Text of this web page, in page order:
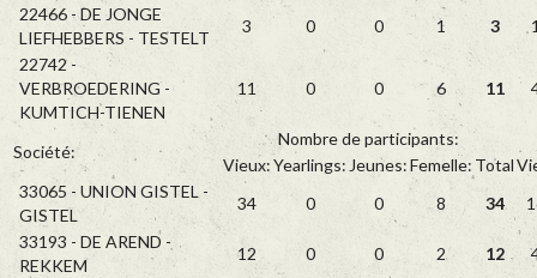
22466 - DE JONGE
LIEFHEBBERS - TESTELT
3 0 0 1 3
22742 -
VERBROEDERING -
KUMTICH-TIENEN
11 0 0 6 11
Société:
Nombre de participants:
Vieux:Yearlings: Jeunes:Femelle: Total
33065 - UNION GISTEL -
GISTEL
34 0 0 8 34
33193 - DE AREND -
REKKEM
12 0 0 2 12